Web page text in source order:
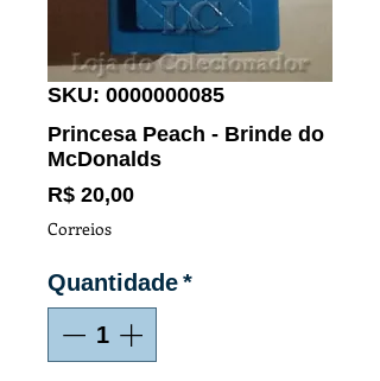
SKU: 0000000085
Princesa Peach - Brinde do
McDonalds
R$ 20,00Preço
Correios
Quantidade*